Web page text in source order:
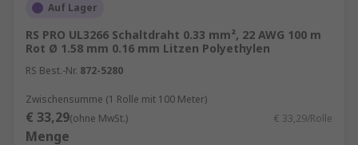
Auf Lager
RS PRO UL3266 Schaltdraht 0.33 mm², 22 AWG 100 m
Rot Ø 1.58 mm 0.16 mm Litzen Polyethylen
RS Best.-Nr. 872-5280
Zwischensumme (1 Rolle mit 100 Meter)
€ 33,29(ohne MwSt.) € 33,29/Rolle
Menge